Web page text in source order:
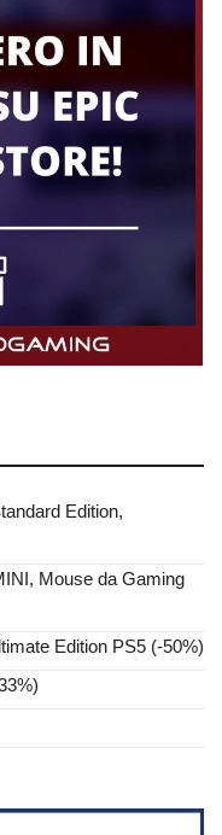
Edition,
Mouse da Gaming
Edition PS5 (-50%)